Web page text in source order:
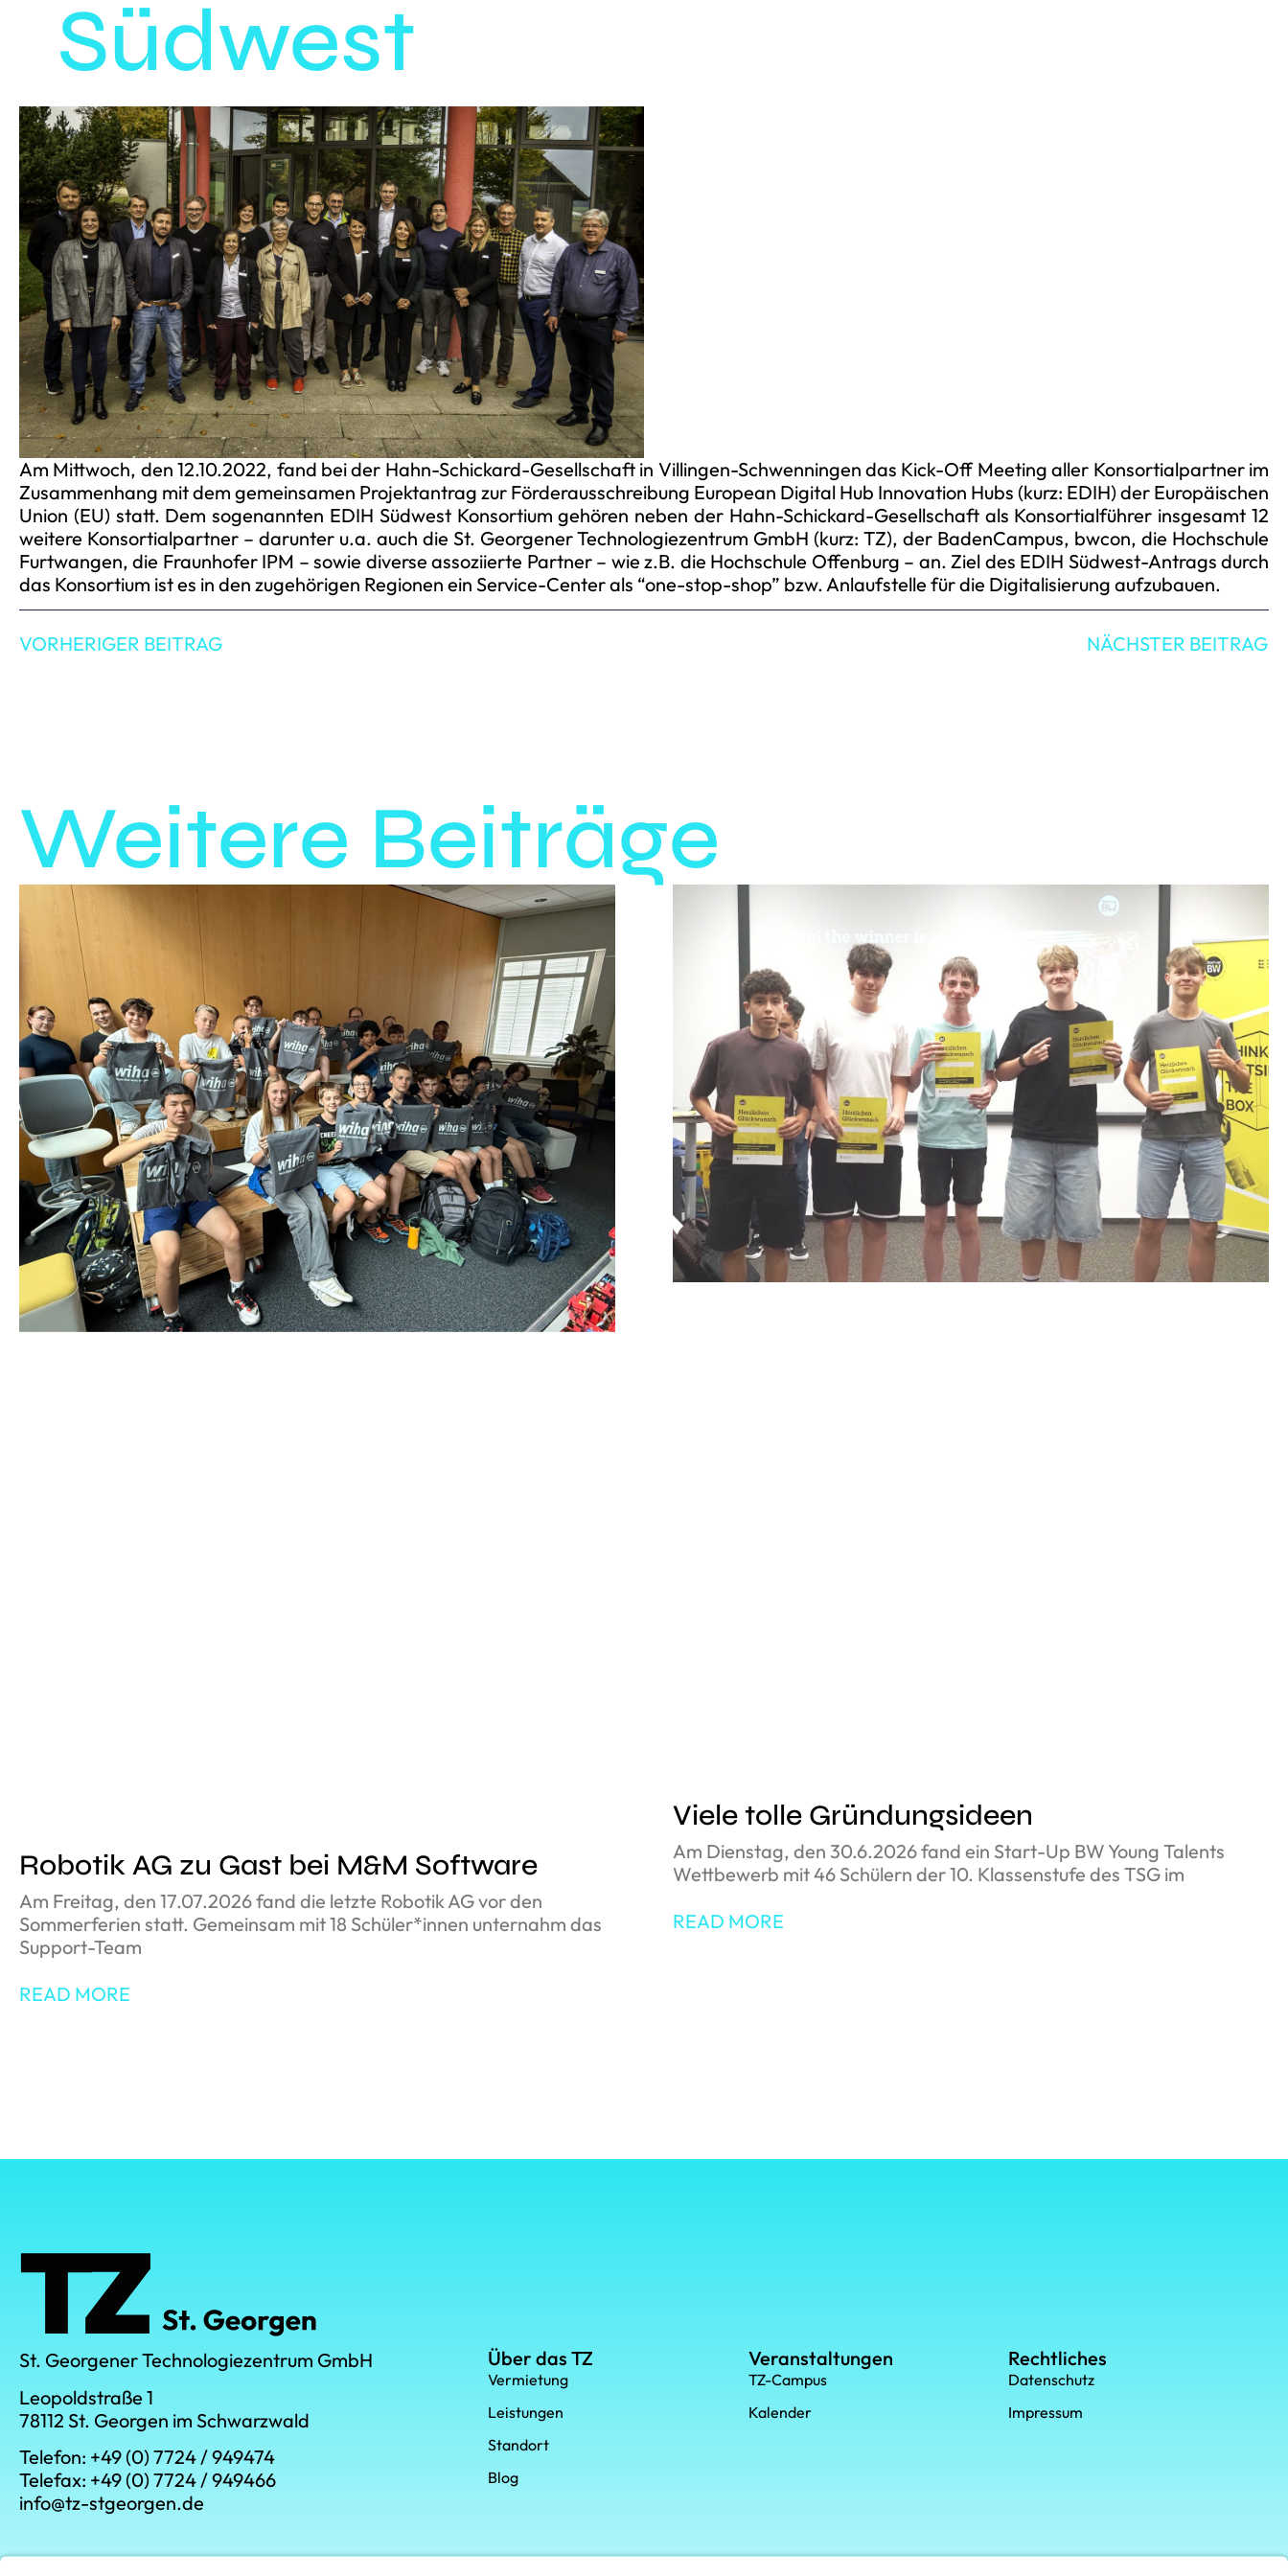
Südwest
Am Mittwoch, den 12.10.2022, fand bei der Hahn-Schickard-Gesellschaft in Villingen-Schwenningen das Kick-Off Meeting aller Konsortialpartner im
Zusammenhang mit dem gemeinsamen Projektantrag zur Förderausschreibung European Digital Hub Innovation Hubs (kurz: EDIH) der Europäischen
Union (EU) statt. Dem sogenannten EDIH Südwest Konsortium gehören neben der Hahn-Schickard-Gesellschaft als Konsortialführer insgesamt 12
weitere Konsortialpartner – darunter u.a. auch die St. Georgener Technologiezentrum GmbH (kurz: TZ), der BadenCampus, bwcon, die Hochschule
Furtwangen, die Fraunhofer IPM – sowie diverse assoziierte Partner – wie z.B. die Hochschule Offenburg – an. Ziel des EDIH Südwest-Antrags durch
das Konsortium ist es in den zugehörigen Regionen ein Service-Center als “one-stop-shop” bzw. Anlaufstelle für die Digitalisierung aufzubauen.
VORHERIGER BEITRAG NÄCHSTER BEITRAG
Weitere Beiträge
Robotik AG zu Gast bei M&M Software
Am Freitag, den 17.07.2026 fand die letzte Robotik AG vor den
Sommerferien statt. Gemeinsam mit 18 Schüler*innen unternahm das
Support-Team
READ MORE
Viele tolle Gründungsideen
Am Dienstag, den 30.6.2026 fand ein Start-Up BW Young Talents
Wettbewerb mit 46 Schülern der 10. Klassenstufe des TSG im
READ MORE
St. Georgener Technologiezentrum GmbH
Leopoldstraße 1
78112 St. Georgen im Schwarzwald
Telefon: +49 (0) 7724 / 949474
Telefax: +49 (0) 7724 / 949466
info@tz-stgeorgen.de
Über das TZ
Vermietung
Leistungen
Standort
Blog
Veranstaltungen
TZ-Campus
Kalender
Rechtliches
Datenschutz
Impressum